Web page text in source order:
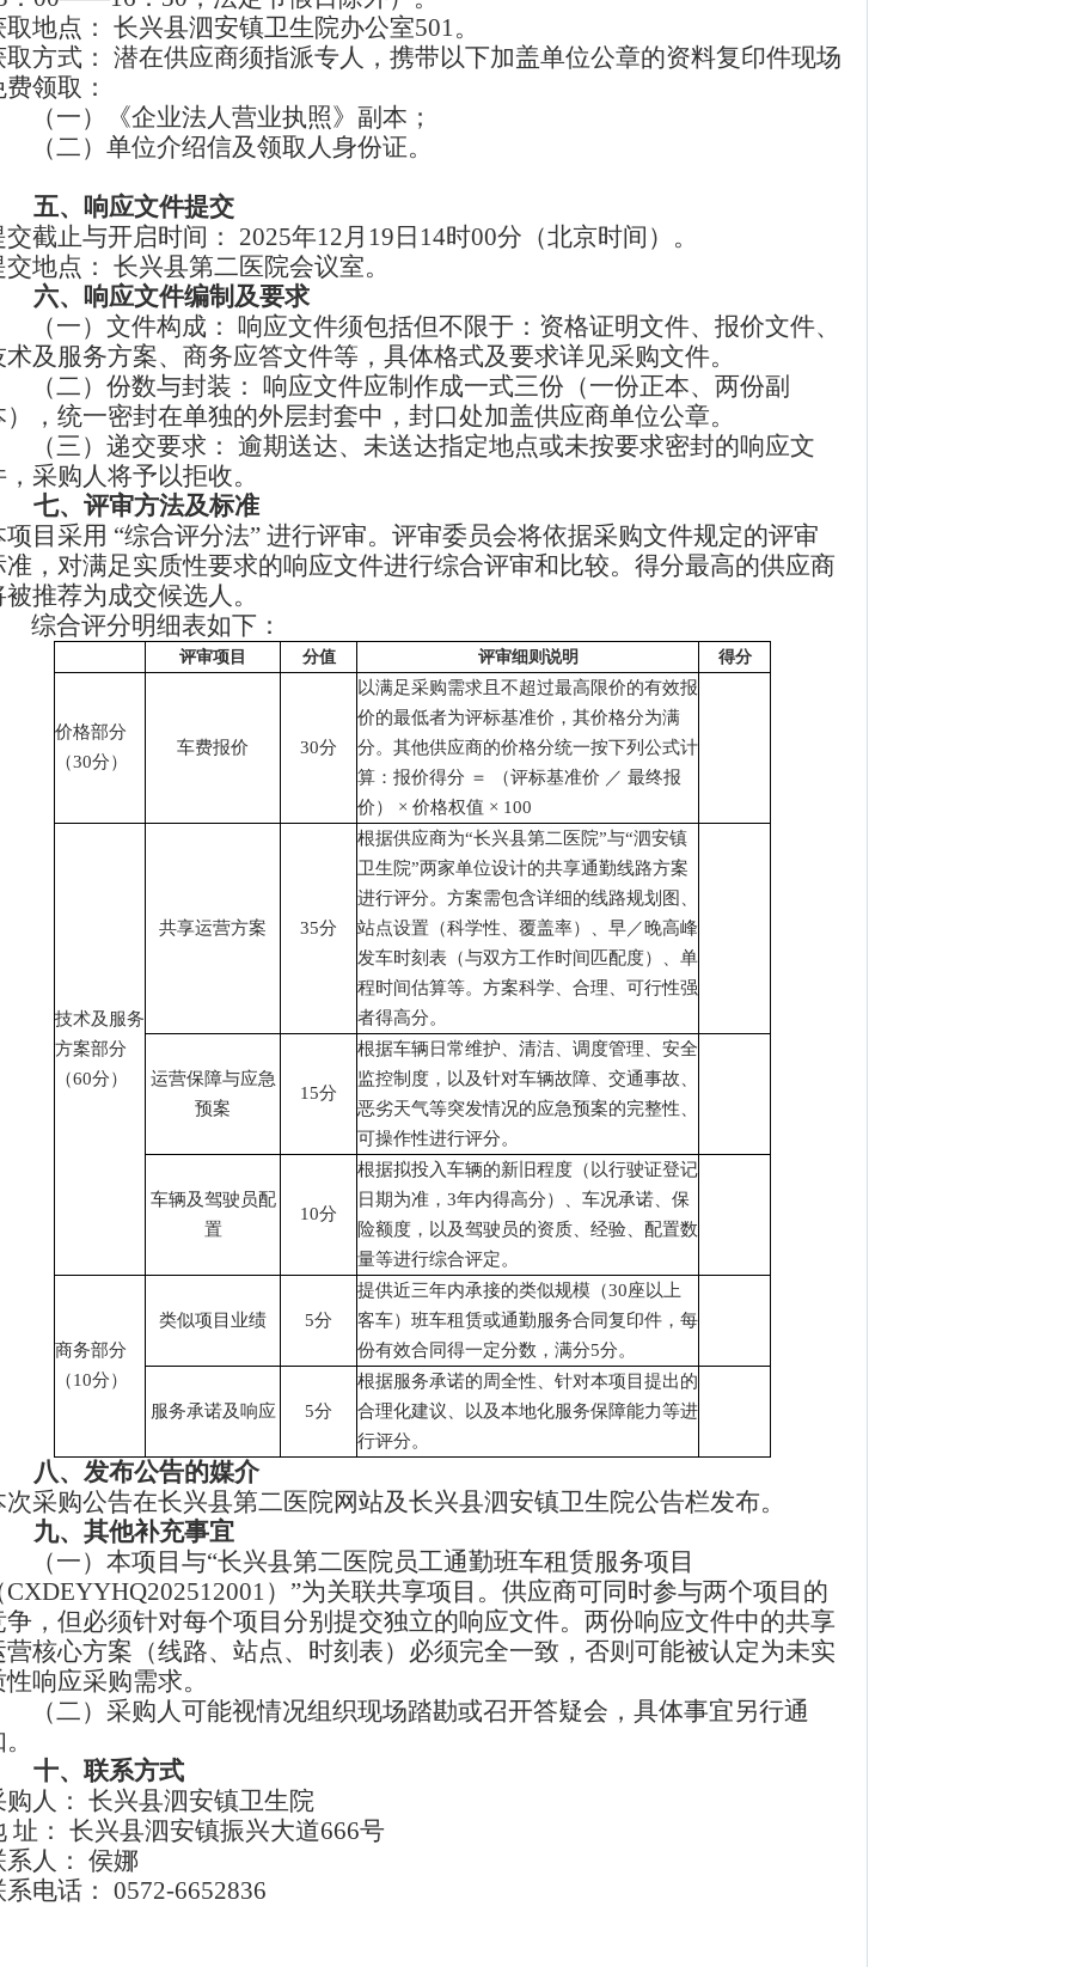
地点： 长兴县泗安镇卫生院办公室501。
方式： 潜在供应商须指派专人，携带以下加盖单位公章的资料复印件现场
领取：
（一）
《企业法人营业执照》副本；
（二）单位介绍信及领取人身份证。
五、 响应文件提交
交截止与开启时间：
2025年12月 19 日 14时00分（北京时间）。
地点： 长兴县第二医院会议室。
六、 响应文件编制及要求
（一）文件构成 ： 响应文件须包括但不限于：资格证明文件、报价文件、
术及服务方案、商务应答文件等，具体格式及要求详见采购文件。
（二）份数与封装 ： 响应文件应制作成一式三份（一份正本、两份副
），统一密封在单独的外层封套中，封口处加盖供应商单位公章。
（三）递交要求 ： 逾期送达、未送达指定地点或未按要求密封的响应文
，采购人将予以拒收。
七、 评审方法及标准
项目采用 “综合评分法” 进行评审。评审委员会将依据采购文件规定的评审
准，对满足实质性要求的响应文件进行综合评审和比较。得分最高的供应商
被推荐为成交候选人。
综合评分明细表如下：
评审项目 分值 评审细则说明 得分
价格部分
（30分）
车费报价 30分
以满足采购需求且不超过最高限价的有效报
价的最低者为评标基准价，其价格分为满
分。其他供应商的价格分统一按下列公式计
算：报价得分 ＝ （评标基准价 ／ 最终报
价）
× 价格权值 × 100
技术及服务
方案部分
（60分）
共享运营方案 35分
根据供应商为“长兴县第二医院”与“泗安镇
卫生院”两家单位设计的共享通勤线路方案
进行评分。方案需包含详细的线路规划图、
站点设置（科学性、覆盖率）、早／晚高峰
发车时刻表（与双方工作时间匹配度）、单
程时间估算等。方案科学、合理、可行性强
者得高分。
运营保障与应急
预案
15分
根据车辆日常维护、清洁、调度管理、安全
监控制度，以及针对车辆故障、交通事故、
恶劣天气等突发情况的应急预案的完整性、
可操作性进行评分。
车辆及驾驶员配
置
10分
根据拟投入车辆的新旧程度（以行驶证登记
日期为准， 3年内得高分）、车况承诺、保
险额度，以及驾驶员的资质、经验、配置数
量等进行综合评定。
商务部分
（10分）
类似项目业绩 5分
提供近三年内承接的类似规模（30座以上
客车）班车租赁或通勤服务合同复印件，每
份有效合同得一定分数，满分5分。
服务承诺及响应 5分
根据服务承诺的周全性、针对本项目提出的
合理化建议、以及本地化服务保障能力等进
行评分。
八、 发布公告的媒介
次采购公告在长兴县第二医院网站及长兴县泗安镇卫生院公告栏发布。
九、 其他补充事宜
（一）本项目与“长兴县第二医院员工通勤班车租赁服务项目
CXDEYYHQ202512001） ”为关联共享项目。供应商可同时参与两个项目的
争，但必须针对每个项目分别提交独立的响应文件。两份响应文件中的共享
营核心方案（线路、站点、时刻表）必须完全一致，否则可能被认定为未实
性响应采购需求。
（二） 采购人可能视情况组织现场踏勘或召开答疑会，具体事宜另行通
十、 联系方式
人： 长兴县泗安镇卫生院
址： 长兴县泗安镇振兴大道666号
人： 侯娜
电话： 0572-6652836